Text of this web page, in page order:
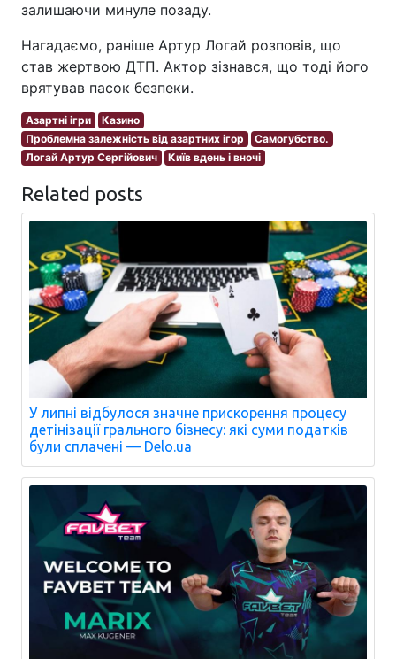
залишаючи минуле позаду.
Нагадаємо, раніше Артур Логай розповів, що
став жертвою ДТП. Актор зізнався, що тоді його
врятував пасок безпеки.
Азартні ігри
Казино
Проблемна залежність від азартних ігор
Самогубство.
Логай Артур Сергійович
Київ вдень і вночі
Related posts
У липні відбулося значне прискорення процесу
детінізації грального бізнесу: які суми податків
були сплачені — Delo.ua